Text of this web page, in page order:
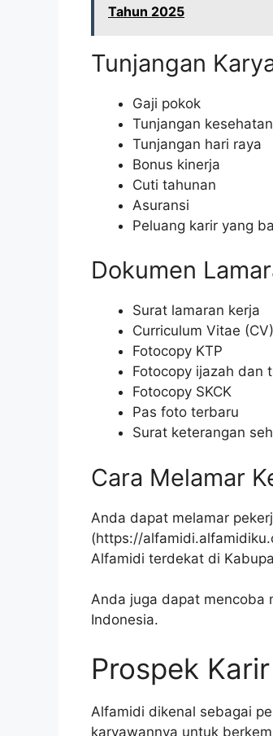
Tahun 2025
Tunjangan
Gaji pokok
Tunjangan kesehatan
Tunjangan hari raya
Bonus kinerja
Cuti tahunan
Asuransi
Peluang karir yang
Dokumen
Surat lamaran kerja
Curriculum Vitae (CV)
Fotocopy KTP
Fotocopy ijazah dan
Fotocopy SKCK
Pas foto terbaru
Surat keterangan
Cara Melamar
Anda dapat melamar
(https://
Alfamidi terdekat di
Anda juga dapat mencoba
Indonesia.
Prospek
Alfamidi dikenal sebagai
karyawannya untuk